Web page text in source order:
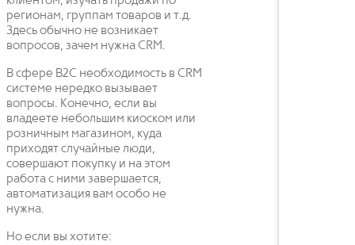
регионам, группам товаров и т.д.
Здесь обычно не возникает
вопросов, зачем нужна CRM.
В сфере B2C необходимость в CRM
системе нередко вызывает
вопросы. Конечно, если вы
владеете небольшим киоском или
розничным магазином, куда
приходят случайные люди,
совершают покупку и на этом
работа с ними завершается,
автоматизация вам особо не
нужна.
Но если вы хотите: